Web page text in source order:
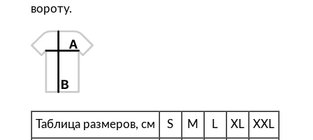
S
l
у
т
вороту.
Таблица размеров, см S M L XL XXL